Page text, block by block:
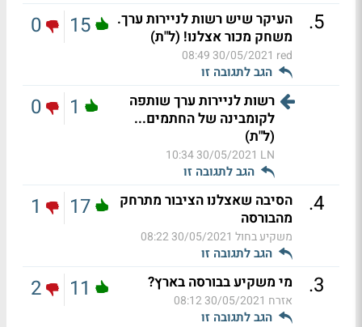
5
.
העיקר שיש רשות לניירות ערך.
משחק מכור אצלנו! (ל"ת)
red
30/05/2021 08:49
הגב לתגובה זו
15
0
רשות לניירות ערך שותפה
לקומבינה של החתמים...
(ל"ת)
LN
30/05/2021 10:34
הגב לתגובה זו
1
0
4
.
הסיבה שאצלנו הציבור מתרחק
מהבורסה
משקיע בחול 30/05/2021 08:22
הגב לתגובה זו
17
1
3
. מי משקיע בבורסה בארץ?
אזרח 30/05/2021 08:12
הגב לתגובה זו
11
2